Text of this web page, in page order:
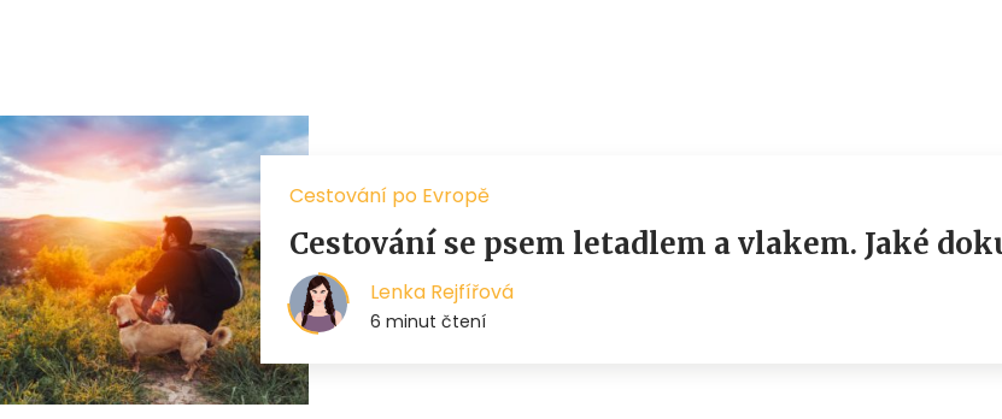
Cestování po Evropě
Cestování se psem letadlem a vlakem. Jaké
Lenka Rejfířová
6 minut čtení